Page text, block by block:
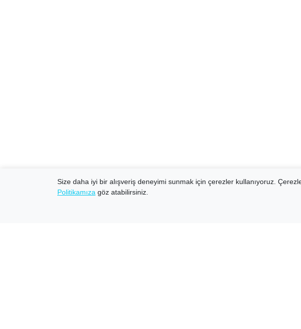
Size daha iyi bir alışveriş deneyimi sunmak için çerezler kullanıyoruz.
Politikamıza göz atabilirsiniz.